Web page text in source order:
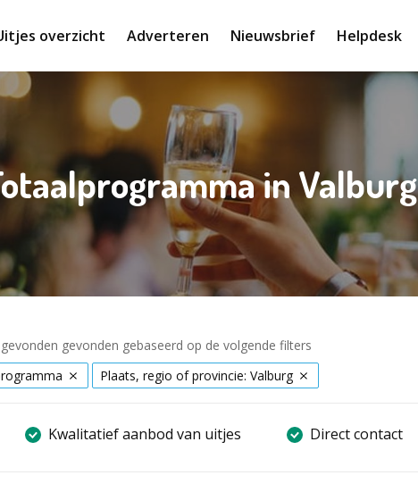
overzicht Adverteren Nieuwsbrief Helpdesk
in Valburg
gevonden gebaseerd op de volgende filters
Plaats, regio of provincie: Valburg
Kwalitatief aanbod van uitjes Direct contact